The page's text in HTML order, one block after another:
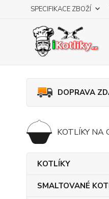
SPECIFIKACE ZBOŽÍ
DOPRAVA
KOTLÍKY NA
KOTLÍKY
SMALTOVANÉ